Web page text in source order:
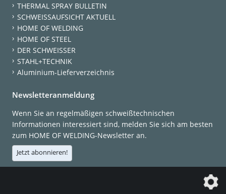
THERMAL SPRAY BULLETIN
SCHWEISSAUFSICHT AKTUELL
HOME OF WELDING
HOME OF STEEL
DER SCHWEISSER
STAHL+TECHNIK
Aluminium-Lieferverzeichnis
Newsletteranmeldung
Wenn Sie an regelmäßigen schweißtechnischen
Informationen interessiert sind, melden Sie sich am besten
zum HOME OF WELDING-Newsletter an.
Jetzt abonnieren!